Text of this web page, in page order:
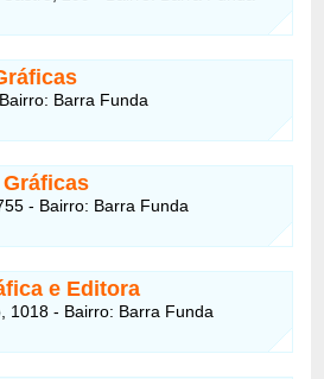
Barra Funda
- Bairro: Barra Funda
e Editora
1018 - Bairro: Barra Funda